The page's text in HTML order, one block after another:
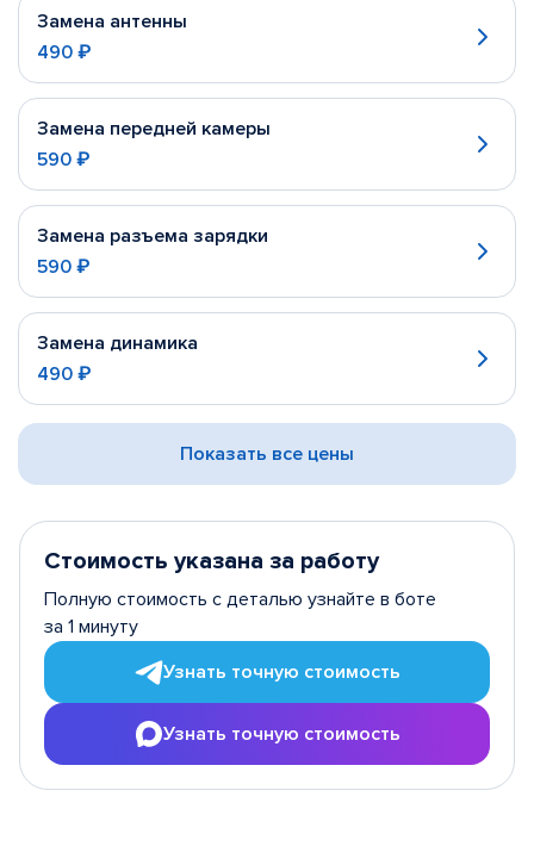
Замена антенны
490 ₽
Замена передней камеры
590 ₽
Замена разъема зарядки
590 ₽
Замена динамика
490 ₽
Показать все цены
Стоимость указана за работу
Полную стоимость с деталью узнайте в боте
за 1 минуту
Узнать точную стоимость
Узнать точную стоимость